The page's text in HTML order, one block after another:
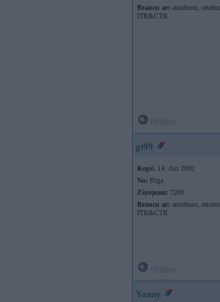
Braucu ar: autobusu, reizēm
ITR&CTR
gt99
Kopš: 14. Jun 2002
No: Rīga
Ziņojumi: 7200
Braucu ar: autobusu, reizēm
ITR&CTR
Yanny